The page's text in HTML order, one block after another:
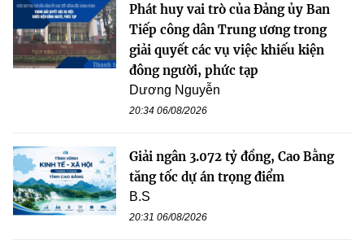
Phát huy vai trò của Đảng ủy Ban
Tiếp công dân Trung ương trong
giải quyết các vụ việc khiếu kiện
đông người, phức tạp
Dương Nguyễn
20:34 06/08/2026
Giải ngân 3.072 tỷ đồng, Cao Bằng
tăng tốc dự án trọng điểm
B.S
20:31 06/08/2026